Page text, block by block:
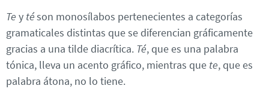
Te y téson monosílabos pertenecientes a categorías
gramaticales distintas que se diferencian gráficamente
gracias a una tilde diacrítica. Té, que es una palabra
tónica, lleva un acento gráfico, mientras que te, que es
palabra átona, no lo tiene.